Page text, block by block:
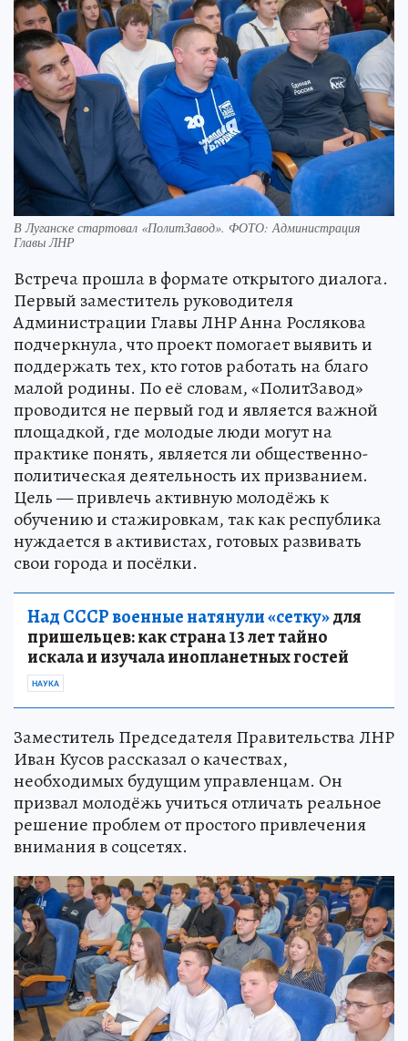
В Луганске стартовал «ПолитЗавод». ФОТО: Администрация
Главы ЛНР
Встреча прошла в формате открытого диалога.
Первый заместитель руководителя
Администрации Главы ЛНР Анна Рослякова
подчеркнула, что проект помогает выявить и
поддержать тех, кто готов работать на благо
малой родины. По её словам, «ПолитЗавод»
проводится не первый год и является важной
площадкой, где молодые люди могут на
практике понять, является ли общественно-
политическая деятельность их призванием.
Цель — привлечь активную молодёжь к
обучению и стажировкам, так как республика
нуждается в активистах, готовых развивать
свои города и посёлки.
Над СССР военные натянули «сетку»для
пришельцев: как страна 13 лет тайно
искала и изучала инопланетных гостей
НАУКА
Заместитель Председателя Правительства ЛНР
Иван Кусов рассказал о качествах,
необходимых будущим управленцам. Он
призвал молодёжь учиться отличать реальное
решение проблем от простого привлечения
внимания в соцсетях.